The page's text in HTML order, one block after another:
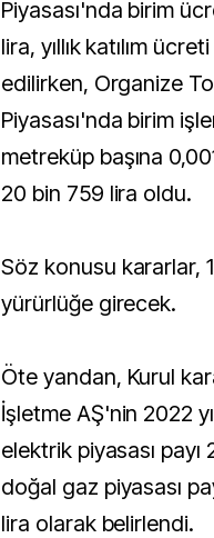
Piyasası'nda birim
lira, yıllık katılım
edilirken, Organize
Piyasası'nda birim
metreküp başına
20 bin 759 lira oldu.
Söz konusu kararlar,
yürürlüğe girecek.
Öte yandan, Kurul
İşletme AŞ'nin 2022
elektrik piyasası
doğal gaz piyasası
lira olarak belirlendi.